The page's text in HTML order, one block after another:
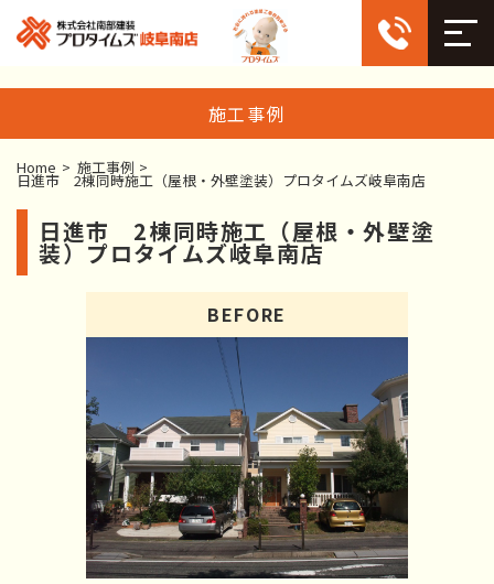
施工事例
Home > 施工事例 >
日進市 2棟同時施工（屋根・外壁塗装）プロタイムズ岐阜南店
日進市 2棟同時施工（屋根・外壁塗
装）プロタイムズ岐阜南店
BEFORE